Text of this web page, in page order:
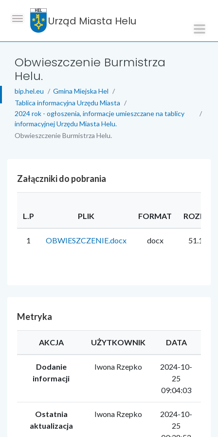
Urząd Miasta Helu
Obwieszczenie Burmistrza
Helu.
bip.hel.eu
Gmina Miejska Hel
Tablica informacyjna Urzędu Miasta
2024 rok - ogłoszenia, informacje umieszczane na tablicy
informacyjnej Urzędu Miasta Helu.
Obwieszczenie Burmistrza Helu.
Załączniki do pobrania
L.P PLIK FORMAT
1 OBWIESZCZENIE.docx docx 51.1 KB
Metryka
AKCJA UŻYTKOWNIK DATA
Dodanie
informacji
Iwona Rzepko
2024-10-
25
09:04:03
Ostatnia
aktualizacja
Iwona Rzepko
2024-10-
25